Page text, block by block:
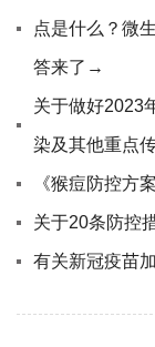
点是什么？微
答来了→
关于做好2023
染及其他重点
《猴痘防控方
关于20条防控
有关新冠疫苗